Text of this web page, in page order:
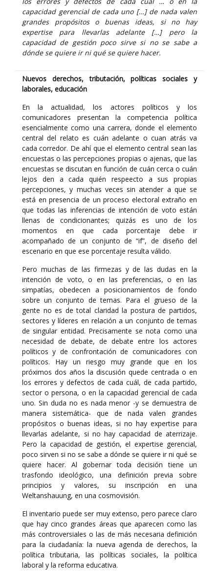
capacidad gerencial de cada uno […] de nada valen
grandes propósitos o buenas ideas, si no hay
expertise para llevarlas adelante […] pero la
capacidad de gestión poco sirve si no se sabe a
dónde se quiere ir ni qué se quiere hacer.
Nuevos derechos, tributación, políticas sociales y
laborales, educación
En la actualidad, los actores políticos y los
comunicadores presentan la competencia política
esencialmente como una carrera, donde el elemento
central del relato es cuán adelante o cuan atrás va
cada corredor. De ahí que el elemento central sean las
encuestas o las percepciones propias o ajenas, que las
encuestas se discutan en función de cuán cerca o cuán
lejos den a cada quién respeecto a sus propias
percepciones, y muchas veces sin atender a que se
está en presencia de un proceso electoral extraño en
que todas las inferencias de intención de voto están
llenas de condicionantes; quizás es uno de los
momentos en que cada porcentaje debe ir
acompañado de un conjunto de “if”, de diseño del
escenario en que ese porcentaje resulta válido.
Pero muchas de las firmezas y de las dudas en la
intención de voto, o en las preferencias, o en las
simpatías, obedecen a posicionamientos de fondo
sobre un conjunto de temas. Para el grueso de la
gente no es de total claridad la postura de partidos,
sectores y líderes en relación a un conjunto de temas
de singular entidad. Precisamente se nota como una
necesidad de debate, de debate entre los actores
políticos y de confrontación de comunicadores con
políticos. Hay un riesgo muy grande que en los
próximos dos años la discusión quede centrada o en
los errores y defectos de cada cuál, de cada partido,
sector o persona, o en la capacidad gerencial de cada
uno. Sin duda no es nada menor -y se demuestra de
manera sistemática- que de nada valen grandes
propósitos o buenas ideas, si no hay expertise para
llevarlas adelante, si no hay capacidad de aterrizaje.
Pero la capacidad de gestión, el expertise gerencial,
poco sirven si no se sabe a dónde se quiere ir ni qué se
quiere hacer. Al gobernar toda decisión tiene un
trasfondo ideológico, una definición previa sobre
principios y valores, su inscripción en una
Weltanshauung, en una cosmovisión.
El inventario puede ser muy extenso, pero parece claro
que hay cinco grandes áreas que aparecen como las
más controversiales o las de más necesaria definición
para la ciudadanía: la nueva agenda de derechos, la
política tributaria, las políticas sociales, la política
laboral y la reforma educativa.